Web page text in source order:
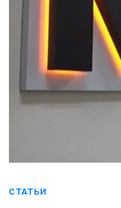
СТАТЬИ